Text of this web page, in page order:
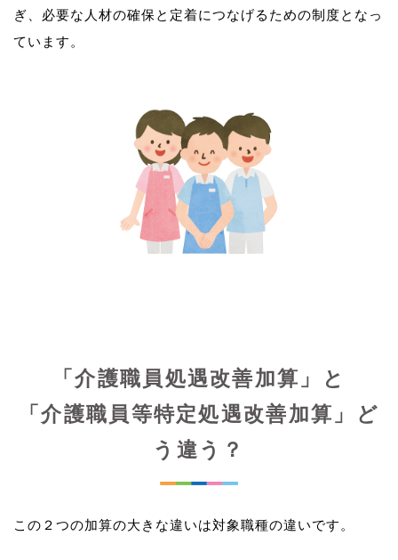
ぎ、必要な人材の確保と定着につなげるための制度となっ
ています。
「介護職員処遇改善加算」と
「介護職員等特定処遇改善加算」ど
う違う？
この２つの加算の大きな違いは対象職種の違いです。